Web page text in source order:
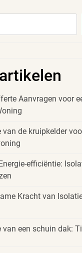
Aanvragen voor
de kruipkelder
efficiëntie:
Kracht van
een schuin dak: